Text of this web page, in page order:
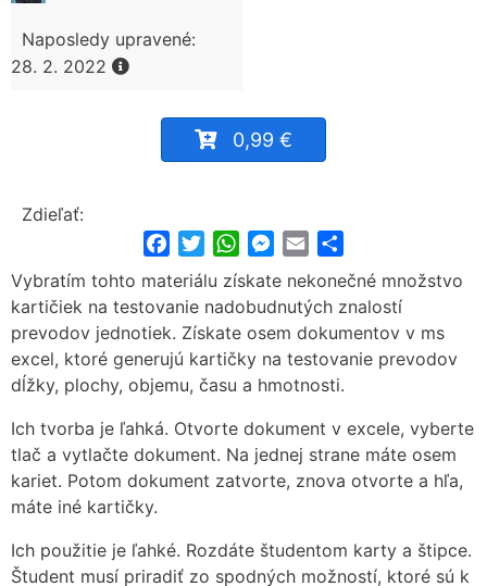
Naposledy upravené:
28. 2. 2022
0,99 €
Zdieľať:
FacebookTwitterWhatsApp
Messenger
Email
Vybratím tohto materiálu získate nekonečné množstvo
kartičiek na testovanie nadobudnutých znalostí
prevodov jednotiek. Získate osem dokumentov v ms
excel, ktoré generujú kartičky na testovanie prevodov
dĺžky, plochy, objemu, času a hmotnosti.
Ich tvorba je ľahká. Otvorte dokument v excele, vyberte
tlač a vytlačte dokument. Na jednej strane máte osem
kariet. Potom dokument zatvorte, znova otvorte a hľa,
máte iné kartičky.
Ich použitie je ľahké. Rozdáte študentom karty a štipce.
Študent musí priradiť zo spodných možností, ktoré sú k